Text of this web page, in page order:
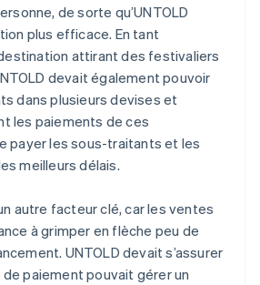
de sorte qu’UNTOLD
plus efficace. En tant
attirant des festivaliers
devait également pouvoir
dans plusieurs devises et
les paiements de ces
payer les sous-traitants et les
meilleurs délais.
autre facteur clé, car les ventes
à grimper en flèche peu de
UNTOLD devait s’assurer
paiement pouvait gérer un